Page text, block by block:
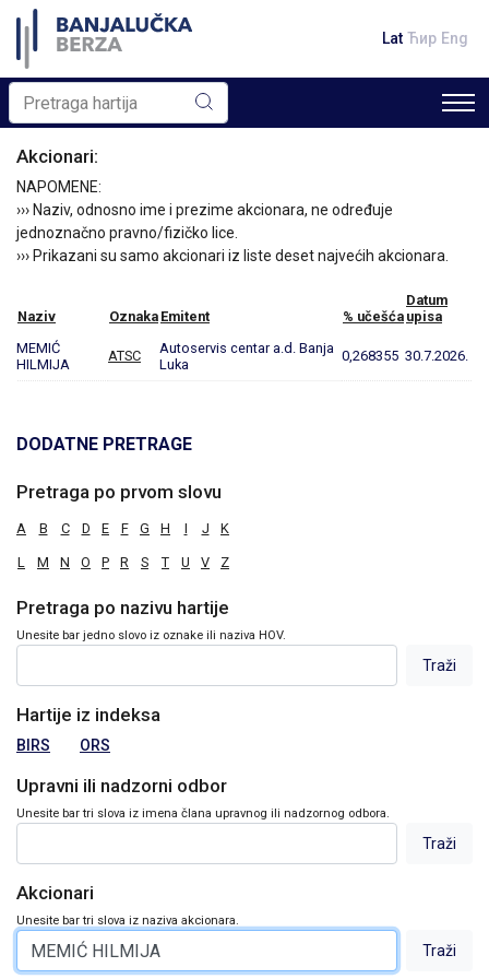
Lat Ћир Eng
Akcionari:
NAPOMENE:
››› Naziv, odnosno ime i prezime akcionara, ne određuje
jednoznačno pravno/fizičko lice.
››› Prikazani su samo akcionari iz liste deset najvećih akcionara.
Naziv Oznaka Emitent % učešća
Datum
upisa
MEMIĆ
HILMIJA
ATSC
Autoservis centar a.d. Banja
Luka
0,268355 30.7.2026.
DODATNE PRETRAGE
Pretraga po prvom slovu
A B C D E F G H I J K
L M N O P R S T U V Z
Pretraga po nazivu hartije
Unesite bar jedno slovo iz oznake ili naziva HOV.
Hartije iz indeksa
BIRS ORS
Upravni ili nadzorni odbor
Unesite bar tri slova iz imena člana upravnog ili nadzornog odbora.
Akcionari
Unesite bar tri slova iz naziva akcionara.